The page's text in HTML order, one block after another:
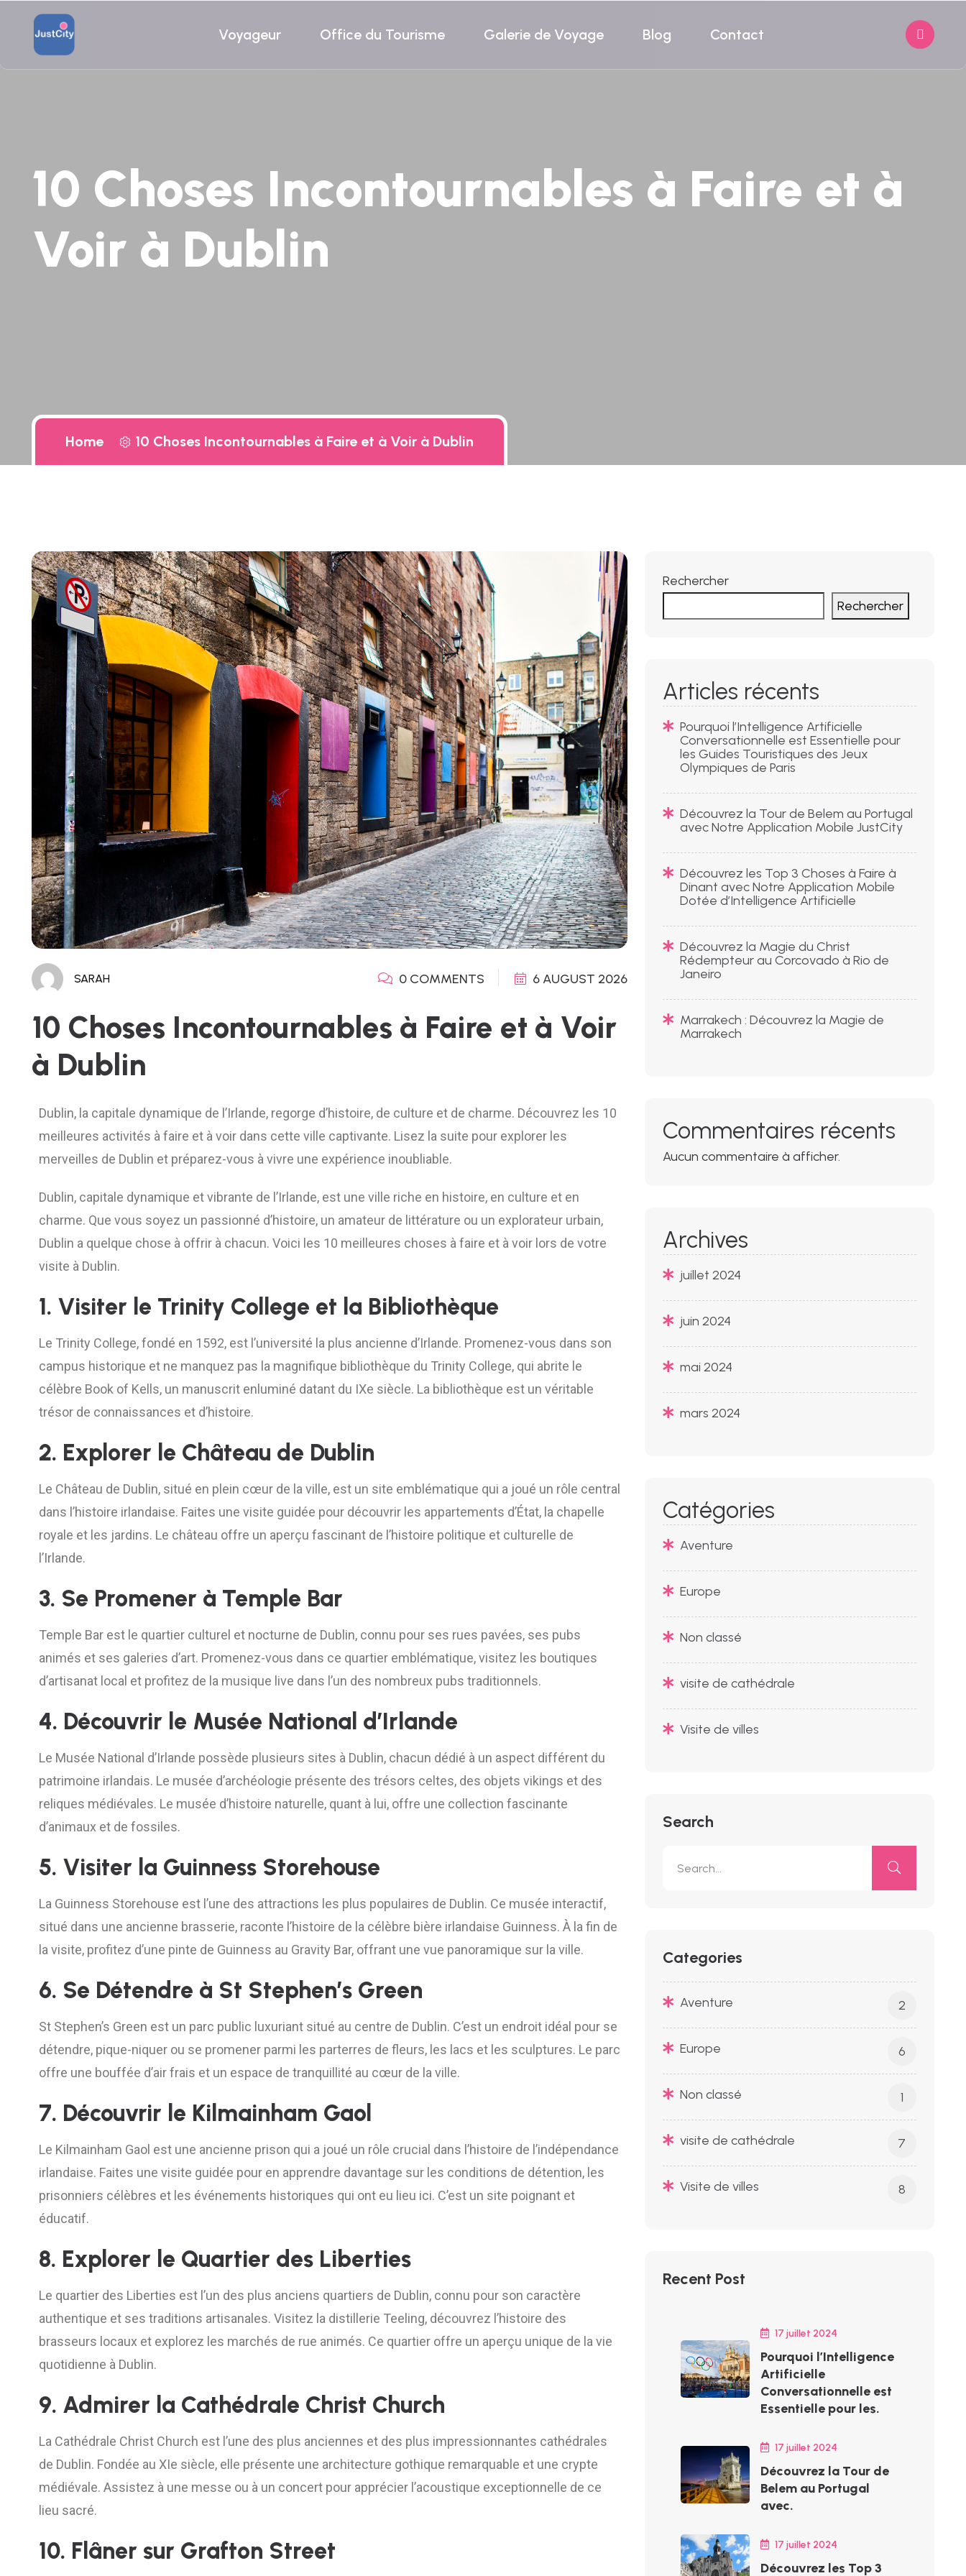
Voyageur Office du Tourisme Galerie de Voyage Blog Contact
10 Choses Incontournables à Faire et à
Voir à Dublin
Home 10 Choses Incontournables à Faire et à Voir à Dublin
SARAH 0 COMMENTS 6 AUGUST 2026
10 Choses Incontournables à Faire et à Voir
à Dublin
Dublin, la capitale dynamique de l’Irlande, regorge d’histoire, de culture et de charme. Découvrez les 10
meilleures activités à faire et à voir dans cette ville captivante. Lisez la suite pour explorer les
merveilles de Dublin et préparez-vous à vivre une expérience inoubliable.
Dublin, capitale dynamique et vibrante de l’Irlande, est une ville riche en histoire, en culture et en
charme. Que vous soyez un passionné d’histoire, un amateur de littérature ou un explorateur urbain,
Dublin a quelque chose à offrir à chacun. Voici les 10 meilleures choses à faire et à voir lors de votre
visite à Dublin.
1. Visiter le Trinity College et la Bibliothèque
Le Trinity College, fondé en 1592, est l’université la plus ancienne d’Irlande. Promenez-vous dans son
campus historique et ne manquez pas la magnifique bibliothèque du Trinity College, qui abrite le
célèbre Book of Kells, un manuscrit enluminé datant du IXe siècle. La bibliothèque est un véritable
trésor de connaissances et d’histoire.
2. Explorer le Château de Dublin
Le Château de Dublin, situé en plein cœur de la ville, est un site emblématique qui a joué un rôle central
dans l’histoire irlandaise. Faites une visite guidée pour découvrir les appartements d’État, la chapelle
royale et les jardins. Le château offre un aperçu fascinant de l’histoire politique et culturelle de
l’Irlande.
3. Se Promener à Temple Bar
Temple Bar est le quartier culturel et nocturne de Dublin, connu pour ses rues pavées, ses pubs
animés et ses galeries d’art. Promenez-vous dans ce quartier emblématique, visitez les boutiques
d’artisanat local et profitez de la musique live dans l’un des nombreux pubs traditionnels.
4. Découvrir le Musée National d’Irlande
Le Musée National d’Irlande possède plusieurs sites à Dublin, chacun dédié à un aspect différent du
patrimoine irlandais. Le musée d’archéologie présente des trésors celtes, des objets vikings et des
reliques médiévales. Le musée d’histoire naturelle, quant à lui, offre une collection fascinante
d’animaux et de fossiles.
5. Visiter la Guinness Storehouse
La Guinness Storehouse est l’une des attractions les plus populaires de Dublin. Ce musée interactif,
situé dans une ancienne brasserie, raconte l’histoire de la célèbre bière irlandaise Guinness. À la fin de
la visite, profitez d’une pinte de Guinness au Gravity Bar, offrant une vue panoramique sur la ville.
6. Se Détendre à St Stephen’s Green
St Stephen’s Green est un parc public luxuriant situé au centre de Dublin. C’est un endroit idéal pour se
détendre, pique-niquer ou se promener parmi les parterres de fleurs, les lacs et les sculptures. Le parc
offre une bouffée d’air frais et un espace de tranquillité au cœur de la ville.
7. Découvrir le Kilmainham Gaol
Le Kilmainham Gaol est une ancienne prison qui a joué un rôle crucial dans l’histoire de l’indépendance
irlandaise. Faites une visite guidée pour en apprendre davantage sur les conditions de détention, les
prisonniers célèbres et les événements historiques qui ont eu lieu ici. C’est un site poignant et
éducatif.
8. Explorer le Quartier des Liberties
Le quartier des Liberties est l’un des plus anciens quartiers de Dublin, connu pour son caractère
authentique et ses traditions artisanales. Visitez la distillerie Teeling, découvrez l’histoire des
brasseurs locaux et explorez les marchés de rue animés. Ce quartier offre un aperçu unique de la vie
quotidienne à Dublin.
9. Admirer la Cathédrale Christ Church
La Cathédrale Christ Church est l’une des plus anciennes et des plus impressionnantes cathédrales
de Dublin. Fondée au XIe siècle, elle présente une architecture gothique remarquable et une crypte
médiévale. Assistez à une messe ou à un concert pour apprécier l’acoustique exceptionnelle de ce
lieu sacré.
10. Flâner sur Grafton Street
Rechercher
Rechercher
Articles récents
Pourquoi l’Intelligence Artificielle
Conversationnelle est Essentielle pour
les Guides Touristiques des Jeux
Olympiques de Paris
Découvrez la Tour de Belem au Portugal
avec Notre Application Mobile JustCity
Découvrez les Top 3 Choses à Faire à
Dinant avec Notre Application Mobile
Dotée d’Intelligence Artificielle
Découvrez la Magie du Christ
Rédempteur au Corcovado à Rio de
Janeiro
Marrakech : Découvrez la Magie de
Marrakech
Commentaires récents
Aucun commentaire à afficher.
Archives
juillet 2024
juin 2024
mai 2024
mars 2024
Catégories
Aventure
Europe
Non classé
visite de cathédrale
Visite de villes
Search
Categories
Aventure 2
Europe 6
Non classé 1
visite de cathédrale 7
Visite de villes 8
Recent Post
17 juillet 2024
Pourquoi l’Intelligence
Artificielle
Conversationnelle est
Essentielle pour les.
17 juillet 2024
Découvrez la Tour de
Belem au Portugal
avec.
17 juillet 2024
Découvrez les Top 3